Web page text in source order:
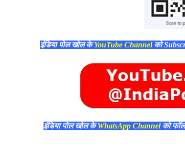
इंडिया पोल खोल केYouTube Channelको
इंडिया पोल खोल केWhatsApp Channelको